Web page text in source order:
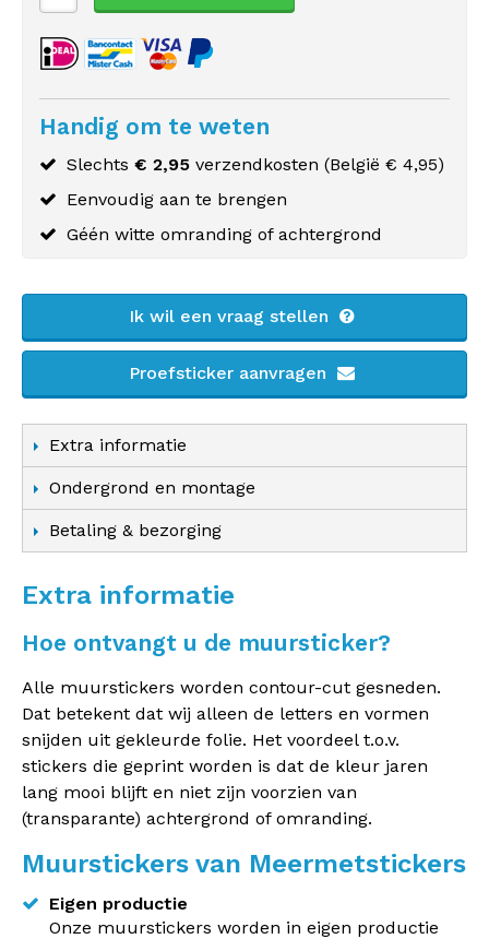
Handig om te weten
Slechts € 2,95 verzendkosten (België € 4,95)
Eenvoudig aan te brengen
Géén witte omranding of achtergrond
Ik wil een vraag stellen
Proefsticker aanvragen
Extra informatie
Ondergrond en montage
Betaling & bezorging
Extra informatie
Hoe ontvangt u de muursticker?
Alle muurstickers worden contour-cut gesneden.
Dat betekent dat wij alleen de letters en vormen
snijden uit gekleurde folie. Het voordeel t.o.v.
stickers die geprint worden is dat de kleur jaren
lang mooi blijft en niet zijn voorzien van
(transparante) achtergrond of omranding.
Muurstickers van Meermetstickers
Eigen productie
Onze muurstickers worden in eigen productie